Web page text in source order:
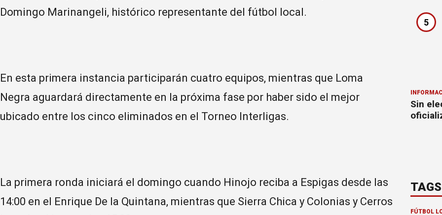
Domingo Marinangeli, histórico representante del fútbol local.
En esta primera instancia participarán cuatro equipos, mientras que Loma
Negra aguardará directamente en la próxima fase por haber sido el mejor
ubicado entre los cinco eliminados en el Torneo Interligas.
La primera ronda iniciará el domingo cuando Hinojo reciba a Espigas desde las
14:00 en el Enrique De la Quintana, mientras que Sierra Chica y Colonias y Cerros
5
Sin
TAGS
FÚTBOL